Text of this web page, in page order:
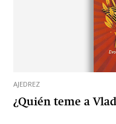
AJEDREZ
¿Quién teme a